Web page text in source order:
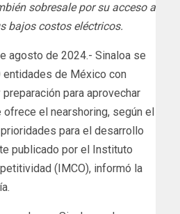
sobresale por su acceso a
bajos costos eléctricos.
agosto de 2024.- Sinaloa se
entidades de México con
para aprovechar
el nearshoring, según el
para el desarrollo
publicado por el Instituto
(IMCO), informó la